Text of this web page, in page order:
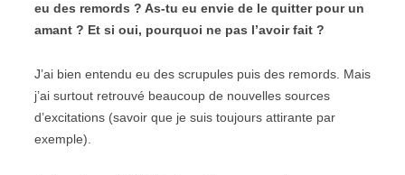
eu des remords ? As-tu eu envie de le quitter pour un
amant ? Et si oui, pourquoi ne pas l’avoir fait ?
J’ai bien entendu eu des scrupules puis des remords. Mais
j’ai surtout retrouvé beaucoup de nouvelles sources
d’excitations (savoir que je suis toujours attirante par
exemple).